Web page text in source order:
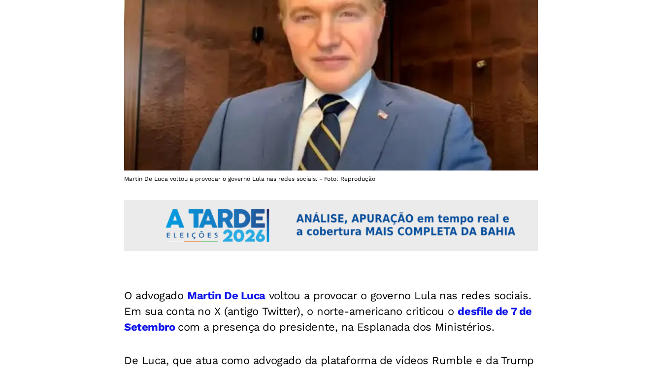
Martin De Luca voltou a provocar o governo Lula nas redes sociais. - Foto: Reprodução
O advogado Martin De Luca voltou a provocar o governo Lula nas redes sociais.
Em sua conta no X (antigo Twitter), o norte-americano criticou odesfile de 7 de
Setembro com a presença do presidente, na Esplanada dos Ministérios.
De Luca, que atua como advogado da plataforma de vídeos Rumble e da Trump